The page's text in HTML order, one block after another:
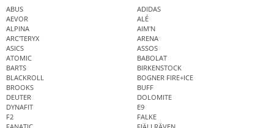
ABUS
ADIDAS
AEVOR
ALÉ
ALPINA
AIM'N
ARC'TERYX
ARENA
ASICS
ASSOS
ATOMIC
BABOLAT
BARTS
BIRKENSTOCK
BLACKROLL
BOGNER FIRE+ICE
BROOKS
BUFF
DEUTER
DOLOMITE
DYNAFIT
E9
F2
FALKE